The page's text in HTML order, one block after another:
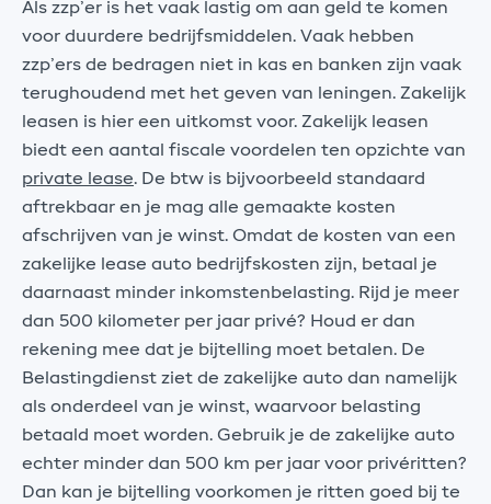
Als zzp’er is het vaak lastig om aan geld te komen
voor duurdere bedrijfsmiddelen. Vaak hebben
zzp’ers de bedragen niet in kas en banken zijn vaak
terughoudend met het geven van leningen. Zakelijk
leasen is hier een uitkomst voor. Zakelijk leasen
biedt een aantal fiscale voordelen ten opzichte van
private lease. De btw is bijvoorbeeld standaard
aftrekbaar en je mag alle gemaakte kosten
afschrijven van je winst. Omdat de kosten van een
zakelijke lease auto bedrijfskosten zijn, betaal je
daarnaast minder inkomstenbelasting. Rijd je meer
dan 500 kilometer per jaar privé? Houd er dan
rekening mee dat je bijtelling moet betalen. De
Belastingdienst ziet de zakelijke auto dan namelijk
als onderdeel van je winst, waarvoor belasting
betaald moet worden. Gebruik je de zakelijke auto
echter minder dan 500 km per jaar voor privéritten?
Dan kan je bijtelling voorkomen je ritten goed bij te